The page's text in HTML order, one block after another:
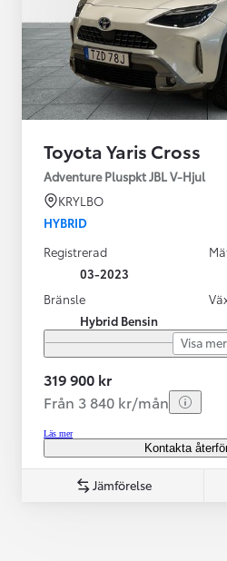
Toyota Yaris Cross
Adventure Pluspkt JBL V-Hjul
KRYLBO
HYBRID
Registrerad
03-2023
Bränsle
Hybrid Bensin
Visa mer
319 900 kr
Från 3 840 kr/mån
Läs mer
Kontakta
Jämförelse